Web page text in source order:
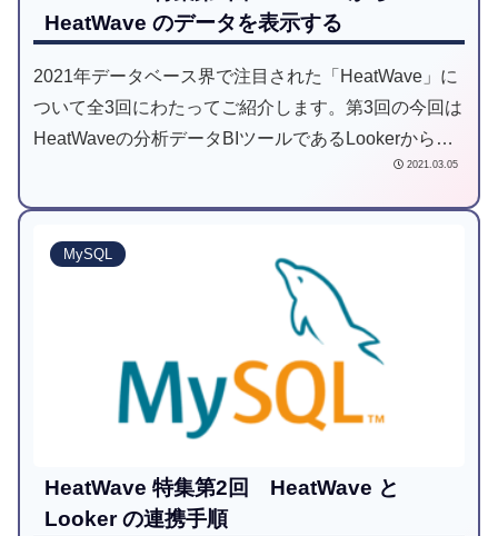
HeatWave のデータを表示する
2021年データベース界で注目された「HeatWave」に
ついて全3回にわたってご紹介します。第3回の今回は
HeatWaveの分析データBIツールであるLookerから
HeatWaveのデータを表示する方法をご案内します。
2021.03.05
MySQL
HeatWave 特集第2回 HeatWave と
Looker の連携手順